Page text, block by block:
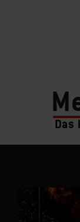
Das